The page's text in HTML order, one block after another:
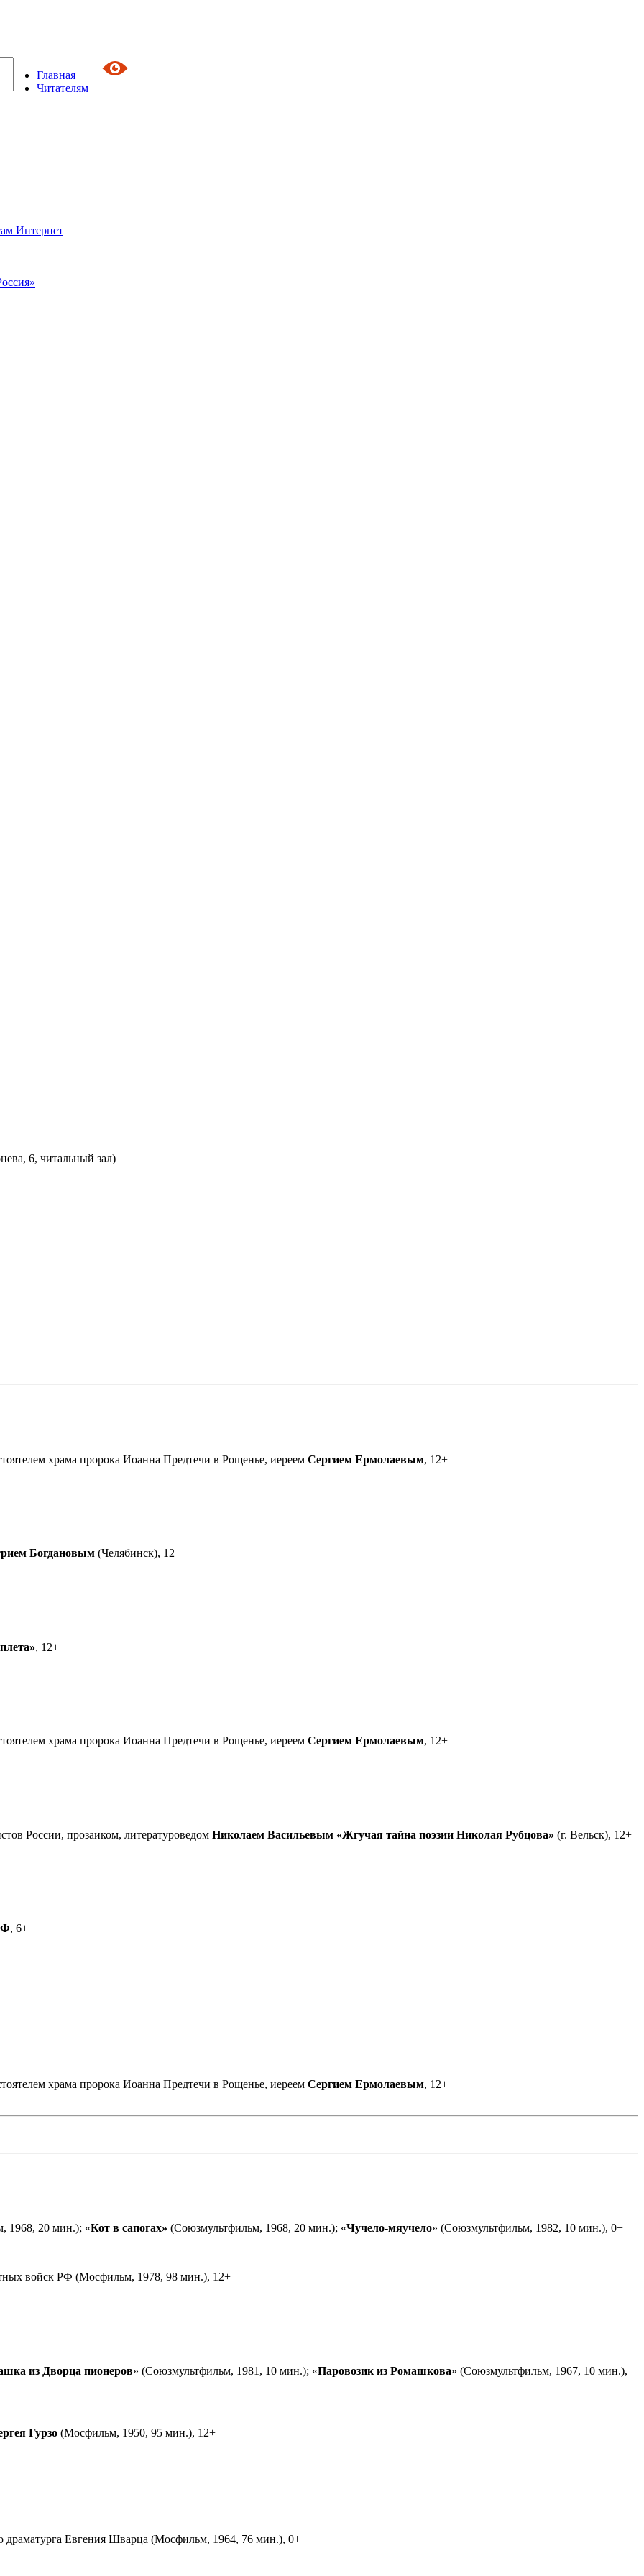
Главная
Читателям
Интернет
6, читальный зал)
храма пророка Иоанна Предтечи в Рощенье, иереем Сергием Ермолаевым, 12+
Богдановым (Челябинск), 12+
, 12+
храма пророка Иоанна Предтечи в Рощенье, иереем Сергием Ермолаевым, 12+
России, прозаиком, литературоведом Николаем Васильевым «Жгучая тайна поэзии Николая Рубцова» (г. Вельск), 12+
, 6+
храма пророка Иоанна Предтечи в Рощенье, иереем Сергием Ермолаевым, 12+
1968, 20 мин.); «Кот в сапогах» (Союзмультфильм, 1968, 20 мин.); «Чучело-мяучело» (Союзмультфильм, 1982, 10 мин.), 0+
войск РФ (Мосфильм, 1978, 98 мин.), 12+
из Дворца пионеров» (Союзмультфильм, 1981, 10 мин.); «Паровозик из Ромашкова» (Союзмультфильм, 1967, 10 мин.),
Гурзо (Мосфильм, 1950, 95 мин.), 12+
драматурга Евгения Шварца (Мосфильм, 1964, 76 мин.), 0+